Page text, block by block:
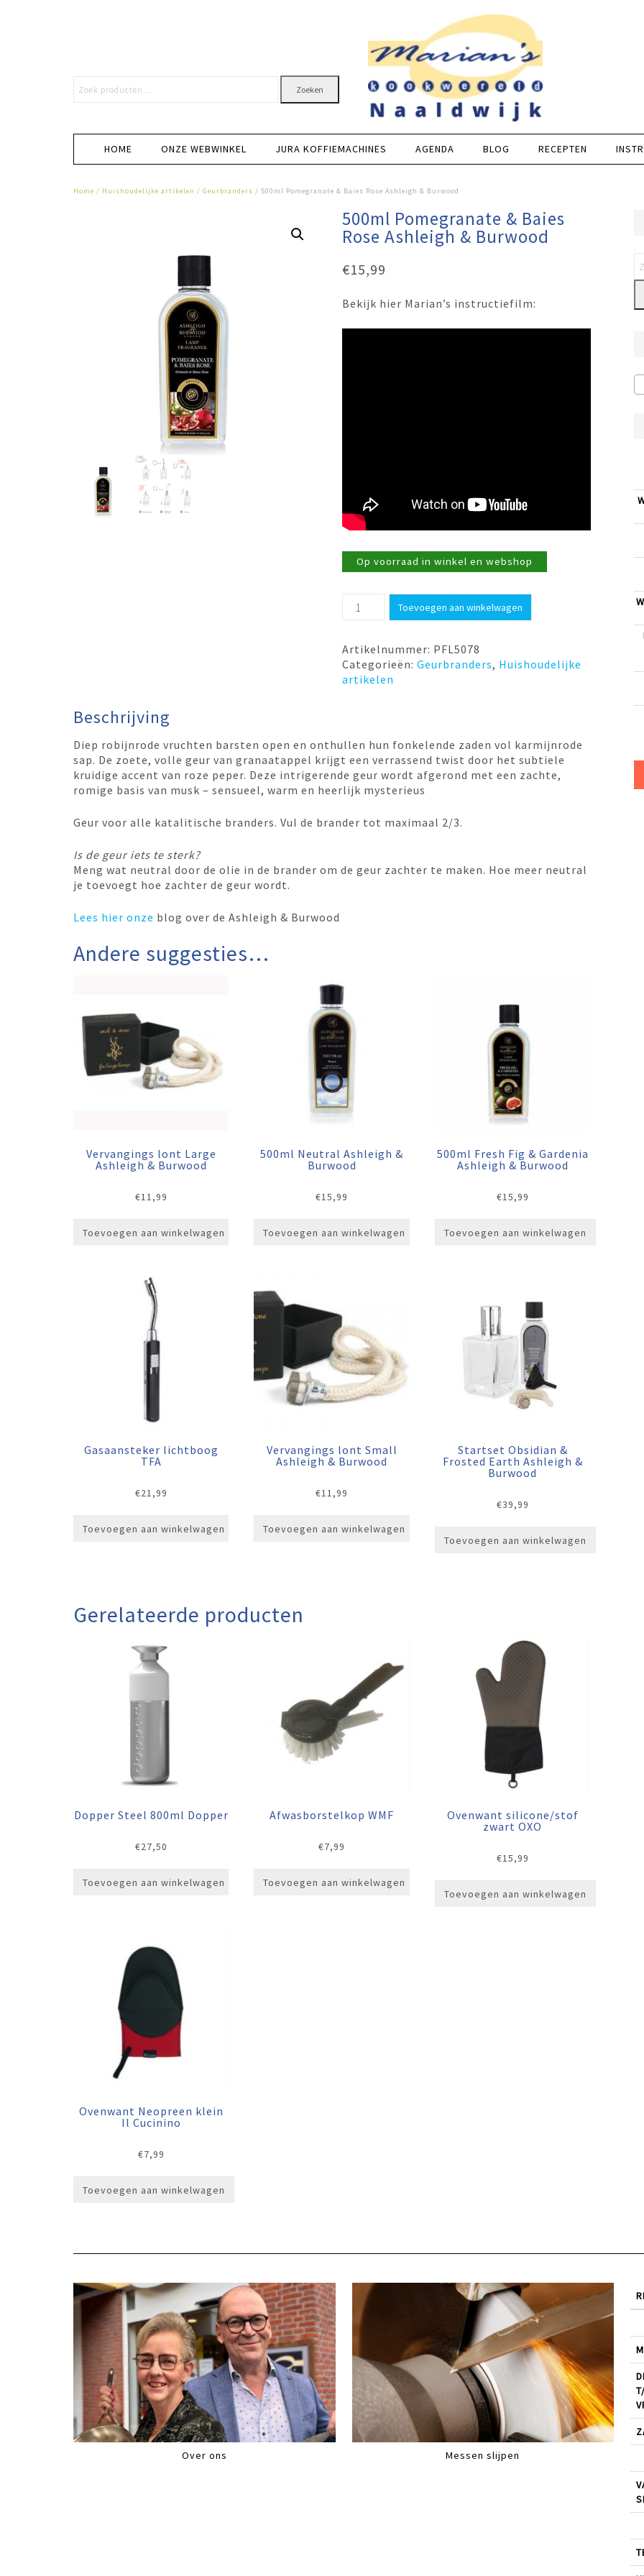
Zoeken
HOME ONZE WEBWINKEL JURA KOFFIEMACHINES AGENDA BLOG RECEPTEN
Home / Huishoudelijke artikelen / Geurbranders / 500ml Pomegranate & Baies Rose Ashleigh & Burwood
500ml Pomegranate & Baies
Rose Ashleigh & Burwood
€15,99
Bekijk hier Marian’s instructiefilm:
Op voorraad in winkel en webshop
500ml
Pomegranate
Baies
Rose
Ashleigh
Toevoegen aan winkelwagen
Artikelnummer: PFL5078
Categorieën:Geurbranders, Huishoudelijke
artikelen
Beschrijving
Diep robijnrode vruchten barsten open en onthullen hun fonkelende zaden vol karmijnrode
sap. De zoete, volle geur van granaatappel krijgt een verrassend twist door het subtiele
kruidige accent van roze peper. Deze intrigerende geur wordt afgerond met een zachte,
romige basis van musk – sensueel, warm en heerlijk mysterieus
Geur voor alle katalitische branders. Vul de brander tot maximaal 2/3.
Is de geur iets te sterk?
Meng wat neutral door de olie in de brander om de geur zachter te maken. Hoe meer neutral
je toevoegt hoe zachter de geur wordt.
Lees hier onze blog over de Ashleigh & Burwood
Andere suggesties…
Vervangings lont Large
Ashleigh & Burwood
€11,99
Toevoegen aan winkelwagen
500ml Neutral Ashleigh &
Burwood
€15,99
Toevoegen aan winkelwagen
500ml Fresh Fig & Gardenia
Ashleigh & Burwood
€15,99
Toevoegen aan winkelwagen
Gasaansteker lichtboog
TFA
€21,99
Toevoegen aan winkelwagen
Vervangings lont Small
Ashleigh & Burwood
€11,99
Toevoegen aan winkelwagen
Startset Obsidian &
Frosted Earth Ashleigh &
Burwood
€39,99
Toevoegen aan winkelwagen
Gerelateerde producten
Dopper Steel 800ml Dopper
€27,50
Toevoegen aan winkelwagen
Afwasborstelkop WMF
€7,99
Toevoegen aan winkelwagen
Ovenwant silicone/stof
zwart OXO
€15,99
Toevoegen aan winkelwagen
Ovenwant Neopreen klein
Il Cucinino
€7,99
Toevoegen aan winkelwagen
Over ons Messen slijpen